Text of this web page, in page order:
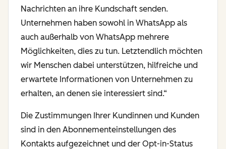
Nachrichten an ihre Kundschaft senden.
Unternehmen haben sowohl in WhatsApp als
auch außerhalb von WhatsApp mehrere
Möglichkeiten, dies zu tun. Letztendlich möchten
wir Menschen dabei unterstützen, hilfreiche und
erwartete Informationen von Unternehmen zu
erhalten, an denen sie interessiert sind.“
Die Zustimmungen Ihrer Kundinnen und Kunden
sind in den Abonnementeinstellungen des
Kontakts aufgezeichnet und der Opt-in-Status